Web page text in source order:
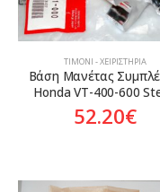
ΤΙΜΌΝΙ - ΧΕΙΡΙΣΤΉΡΙΑ
Βάση Μανέτας
Honda VT-400-600
52.20€